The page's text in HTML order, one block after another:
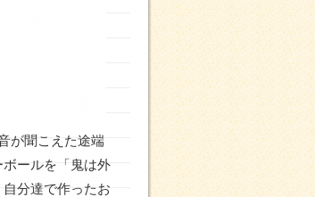
が聞こえた途端
ールを「鬼は外
分達で作ったお